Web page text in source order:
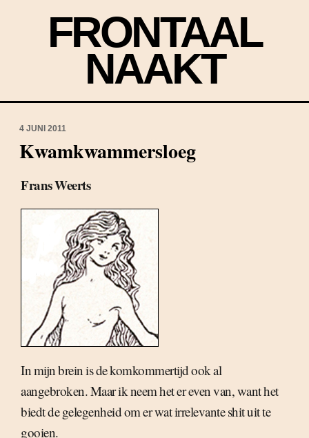
FRONTAAL
NAAKT
4 JUNI 2011
Kwamkwammersloeg
Frans Weerts
In mijn brein is de komkommertijd ook al
aangebroken. Maar ik neem het er even van, want het
biedt de gelegenheid om er wat irrelevante shit uit te
gooien.